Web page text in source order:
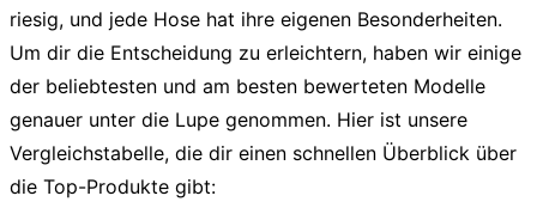
riesig, und jede Hose hat ihre eigenen Besonderheiten.
Um dir die Entscheidung zu erleichtern, haben wir einige
der beliebtesten und am besten bewerteten Modelle
genauer unter die Lupe genommen. Hier ist unsere
Vergleichstabelle, die dir einen schnellen Überblick über
die Top-Produkte gibt: